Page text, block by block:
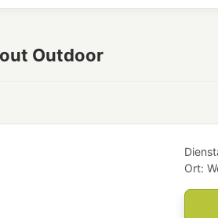
Outdoor
Ort: